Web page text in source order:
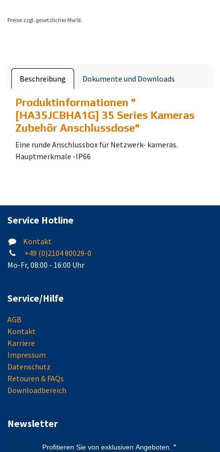
Preise zzgl. gesetzlicher MwSt.
Beschreibung Dokumente und Downloads
Produktinformationen "
[HA35JCBHA1G] 35 Series Kameras
Zubehör Anschlussdose"
Eine runde Anschlussbox für Netzwerk- kameras.
Hauptmerkmale -IP66
Service Hotline
Kontakt
+49 (0)2104 80029-0
Mo-Fr, 08:00 - 16:00 Uhr
Service/Hilfe
AGB
Kontakt
Karriere
Impressum
Datenschutz
Retouren & FAQs
Downloadbereich
Newsletter
Profitieren Sie von exklusiven Angeboten.